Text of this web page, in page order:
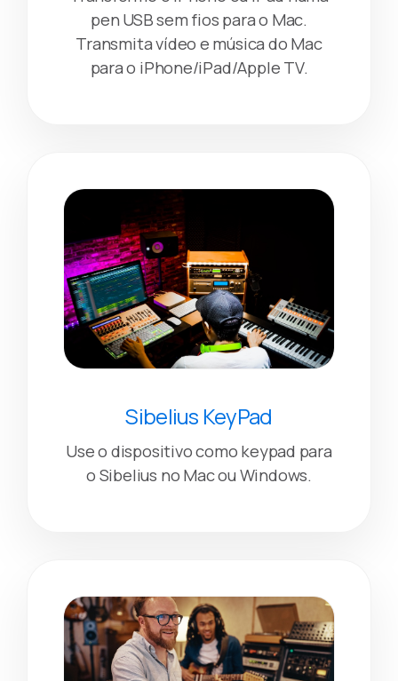
pen USB sem fios para o Mac.
Transmita vídeo e música do Mac
para o iPhone/iPad/Apple TV.
Sibelius KeyPad
Use o dispositivo como keypad para
o Sibelius no Mac ou Windows.